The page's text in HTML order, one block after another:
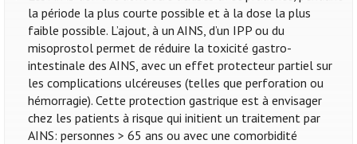
la période la plus courte possible et à la dose la plus
faible possible. L’ajout, à un AINS, d’un IPP ou du
misoprostol permet de réduire la toxicité gastro-
intestinale des AINS, avec un effet protecteur partiel sur
les complications ulcéreuses (telles que perforation ou
hémorragie). Cette protection gastrique est à envisager
chez les patients à risque qui initient un traitement par
AINS: personnes > 65 ans ou avec une comorbidité